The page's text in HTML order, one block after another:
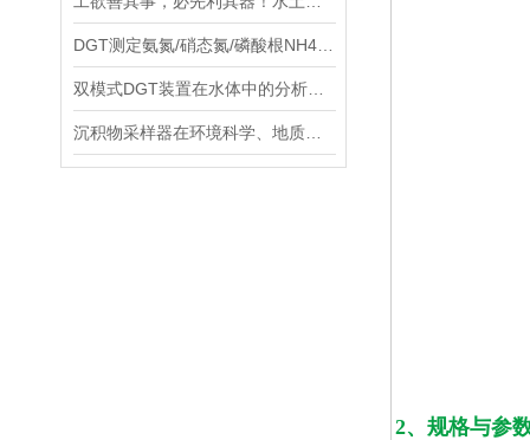
2、规格与参